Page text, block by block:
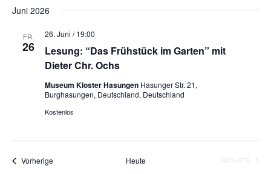
Juni 2026
FR.
26
Lesung: “Das Frühstück im Garten” mit
Dieter Chr. Ochs
26. Juni / 19:00
Museum Kloster Hasungen Hasunger Str. 21,
Burghasungen, Deutschland, Deutschland
Kostenlos
VorherigeVeranstaltungen Heute